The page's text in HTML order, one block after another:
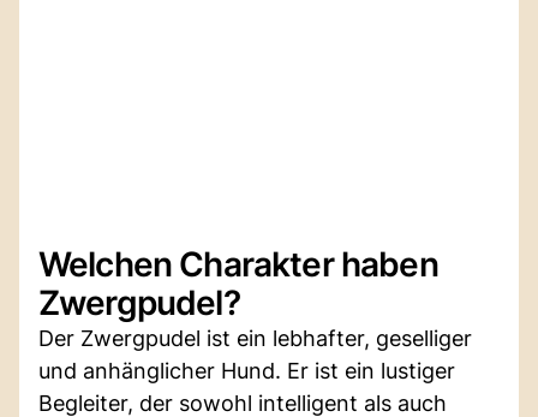
Welchen Charakter haben
Zwergpudel?
Der Zwergpudel ist ein lebhafter, geselliger
und anhänglicher Hund. Er ist ein lustiger
Begleiter, der sowohl intelligent als auch